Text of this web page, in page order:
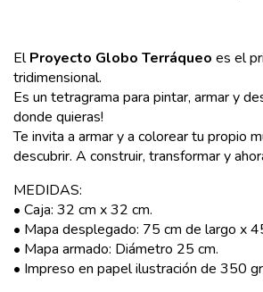
ElProyecto Globo Terráqueo es el
tridimensional.
Es un tetragrama para pintar, armar y
donde quieras!
Te invita a armar y a colorear tu propio
descubrir. A construir, transformar y
MEDIDAS:
• Caja: 32 cm x 32 cm.
• Mapa desplegado: 75 cm de largo x
• Mapa armado: Diámetro 25 cm.
• Impreso en papel ilustración de 350